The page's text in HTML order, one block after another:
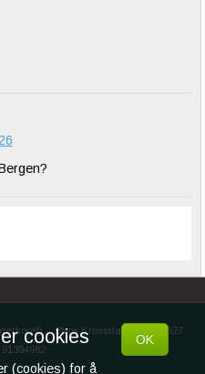
OK
cookies
(cookies) for å
- Øvre Krossdalen 108, 5627
91394982